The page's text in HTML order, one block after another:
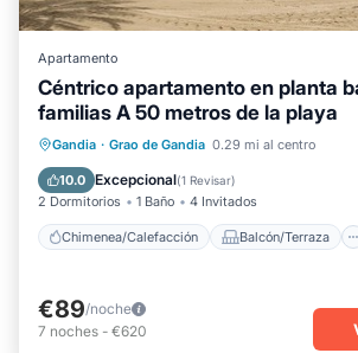
Apartamento
Céntrico apartamento en planta
familias A 50 metros de la playa
Gandia · Grao de Gandia 0.29 mi al centro
10.0 Excepcional(1 Revisar)
2 Dormitorios 1 Baño 4 Invitados
Chimenea/Calefacción Balcón/Terraza
Chimenea/Calefacción
Balcón/
Cocina
Aparcamiento
€89/noche
7 noches - €620